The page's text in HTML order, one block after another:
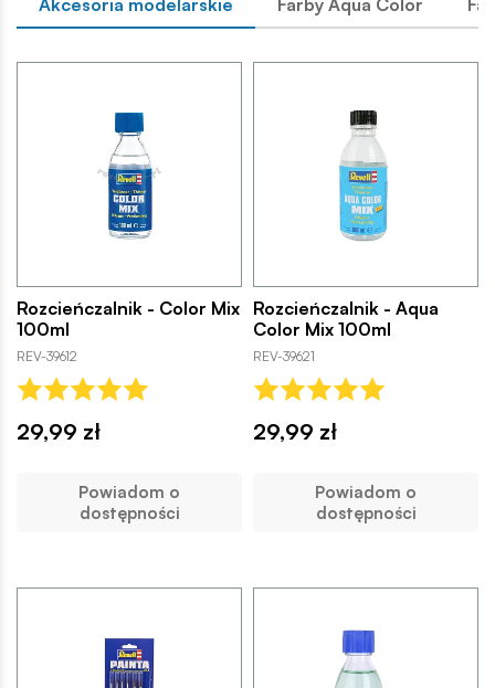
Rozcieńczalnik - Color Mix
100ml
REV-39612
29,99 zł
Powiadom o
dostępności
Rozcieńczalnik - Aqua
Color Mix 100ml
REV-39621
29,99 zł
Powiadom o
dostępności